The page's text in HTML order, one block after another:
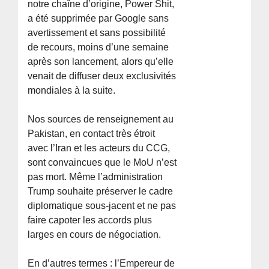
notre chaîne d’origine, Power Shit,
a été supprimée par Google sans
avertissement et sans possibilité
de recours, moins d’une semaine
après son lancement, alors qu’elle
venait de diffuser deux exclusivités
mondiales à la suite.
Nos sources de renseignement au
Pakistan, en contact très étroit
avec l’Iran et les acteurs du CCG,
sont convaincues que le MoU n’est
pas mort. Même l’administration
Trump souhaite préserver le cadre
diplomatique sous-jacent et ne pas
faire capoter les accords plus
larges en cours de négociation.
En d’autres termes : l’Empereur de